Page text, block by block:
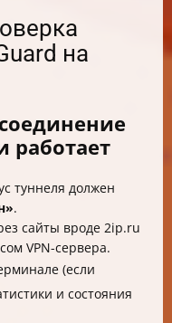
на
работает
туннеля должен
.
сайты вроде 2ip.ru
VPN-сервера.
(если
и состояния